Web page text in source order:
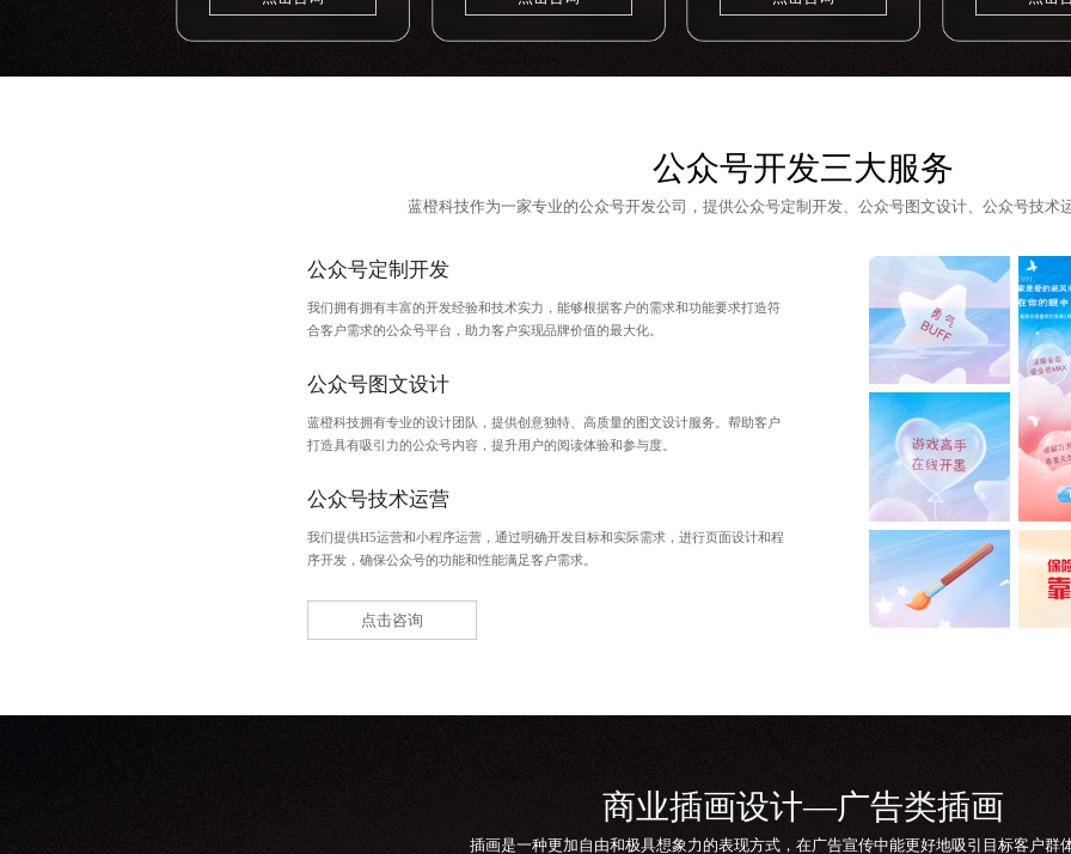
公众号开发三大服务
蓝橙科技作为一家专业的公众号开发公司 ，提供公众号定制开发、 公众号图文设计、公众号技术
公众号定制开发
我们拥有拥有丰富的开发经验和技术实力，能够根据客户的需求和功能要求打造符
合客户需求的公众号平台，助力客户实现品牌价值的最大化。
公众号图文设计
蓝橙科技拥有专业的设计团队，提供创意独特、高质量的图文设计服务。帮助客户
打造具有吸引力的公众号内容，提升用户的阅读体验和参与度。
公众号技术运营
我们提供H5运营和小程序运营，通过明确开发目标和实际需求，进行页面设计和程
序开发，确保公众号的功能和性能满足客户需求。
点击咨询
商业插画设计—广告类插画
插画是一种更加自由和极具想象力的表现方式，在广告宣传中能更好地吸引目标客户群